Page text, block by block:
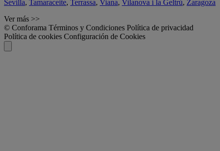
Sevilla, Tamaraceite, Terrassa, Viana, Vilanova i la Geltrú, Zaragoza
Ver más >>
© Conforama Términos y Condiciones Política de privacidad
Política de cookies Configuración de Cookies